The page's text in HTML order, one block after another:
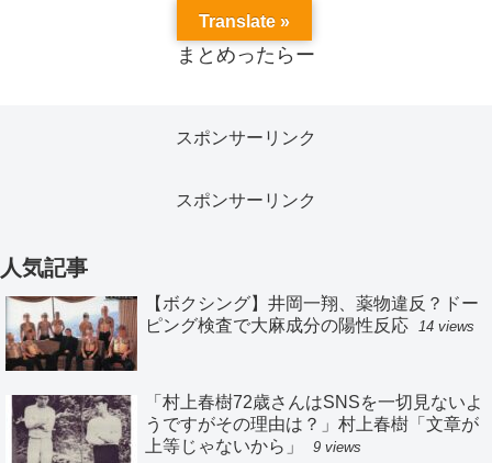
まとめったらー
スポンサーリンク
スポンサーリンク
人気記事
【ボクシング】井岡一翔、薬物違反？ドー
ピング検査で大麻成分の陽性反応
14 views
「村上春樹72歳さんはSNSを一切見ないよ
うですがその理由は？」村上春樹「文章が
上等じゃないから」
9 views
Translate »